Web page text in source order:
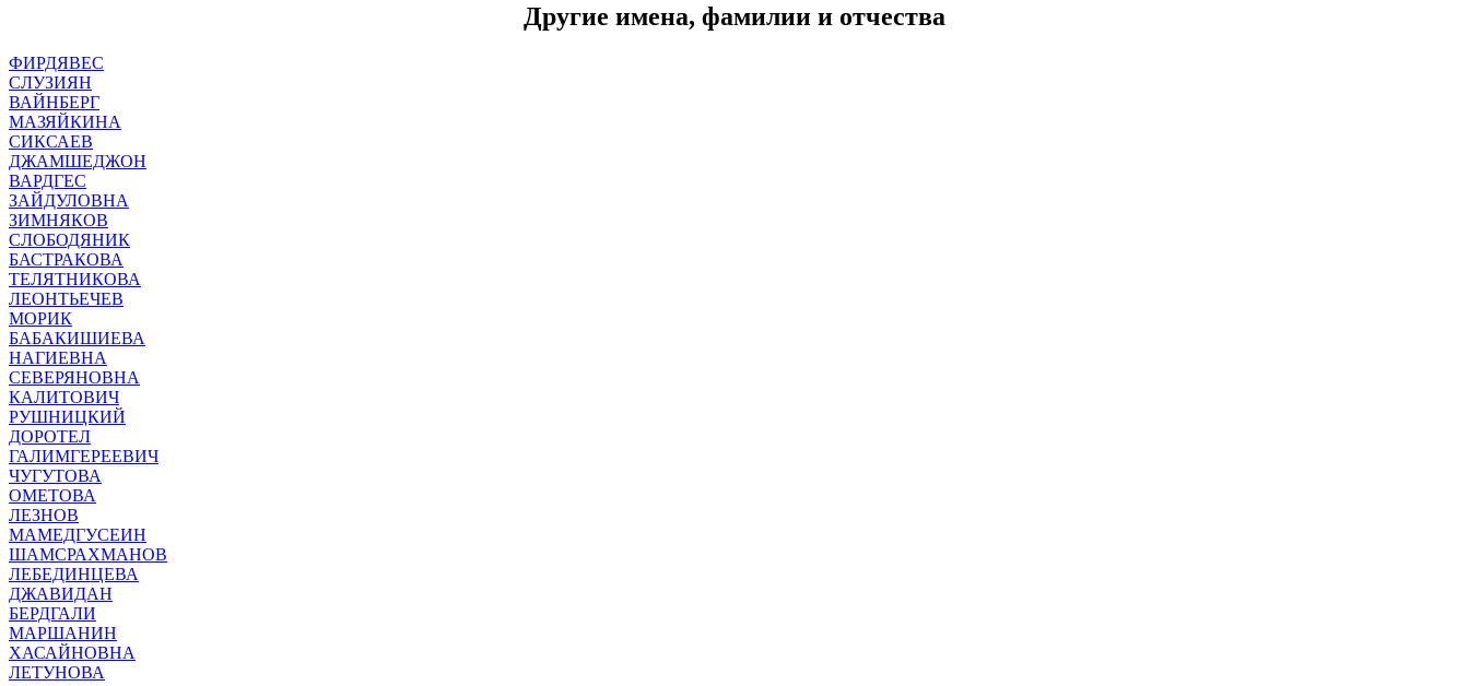
Другие имена, фамилии и отчества
ФИРДЯВЕС
СЛУЗИЯН
ВАЙНБЕРГ
МАЗЯЙКИНА
СИКСАЕВ
ДЖАМШЕДЖОН
ВАРДГЕС
ЗАЙДУЛОВНА
ЗИМНЯКОВ
СЛОБОДЯНИК
БАСТРАКОВА
ТЕЛЯТНИКОВА
ЛЕОНТЬЕЧЕВ
МОРИК
БАБАКИШИЕВА
НАГИЕВНА
СЕВЕРЯНОВНА
КАЛИТОВИЧ
РУШНИЦКИЙ
ДОРОТЕЛ
ГАЛИМГЕРЕЕВИЧ
ЧУГУТОВА
ОМЕТОВА
ЛЕЗНОВ
МАМЕДГУСЕИН
ШАМСРАХМАНОВ
ЛЕБЕДИНЦЕВА
ДЖАВИДАН
БЕРДГАЛИ
МАРШАНИН
ХАСАЙНОВНА
ЛЕТУНОВА